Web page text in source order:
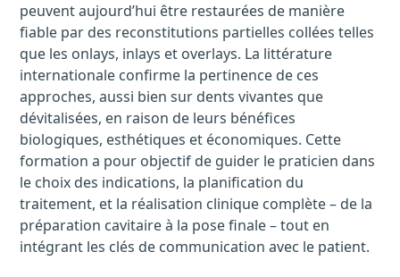
peuvent aujourd’hui être restaurées de manière
fiable par des reconstitutions partielles collées telles
que les onlays, inlays et overlays. La littérature
internationale confirme la pertinence de ces
approches, aussi bien sur dents vivantes que
dévitalisées, en raison de leurs bénéfices
biologiques, esthétiques et économiques. Cette
formation a pour objectif de guider le praticien dans
le choix des indications, la planification du
traitement, et la réalisation clinique complète – de la
préparation cavitaire à la pose finale – tout en
intégrant les clés de communication avec le patient.